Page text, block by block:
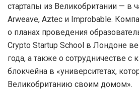
стартапы из Великобритании — в
Arweave, Aztec и Improbable.
о планах проведения
Crypto Startup School в Лондоне
года, а также о сотрудничестве с
блокчейна в «университетах,
Великобританию своим домом».